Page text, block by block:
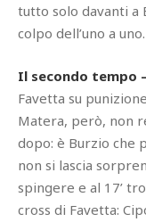
tutto solo davanti a
colpo dell’uno a uno.
Il secondo tempo –
Favetta su
Matera, però, non
dopo: è Burzio che
non si lascia
spingere e al 17’
cross di Favetta: